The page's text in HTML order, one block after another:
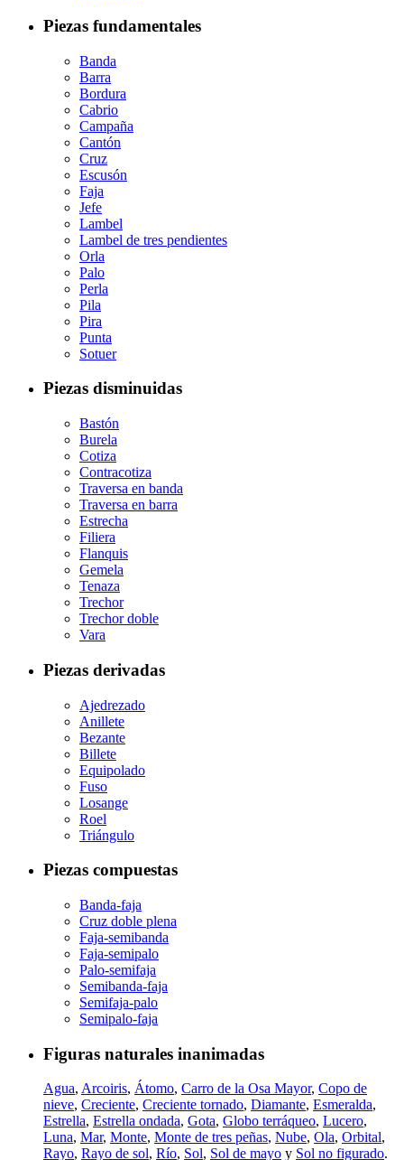
Piezas fundamentales
Banda
Barra
Bordura
Cabrio
Campaña
Cantón
Cruz
Escusón
Faja
Jefe
Lambel
Lambel de tres pendientes
Orla
Palo
Perla
Pila
Pira
Punta
Sotuer
Piezas disminuidas
Bastón
Burela
Cotiza
Contracotiza
Traversa en banda
Traversa en barra
Estrecha
Filiera
Flanquis
Gemela
Tenaza
Trechor
Trechor doble
Vara
Piezas derivadas
Ajedrezado
Anillete
Bezante
Billete
Equipolado
Fuso
Losange
Roel
Triángulo
Piezas compuestas
Banda-faja
Cruz doble plena
Faja-semibanda
Faja-semipalo
Palo-semifaja
Semibanda-faja
Semifaja-palo
Semipalo-faja
Figuras naturales inanimadas
Agua, Arcoiris, Átomo, Carro de la Osa Mayor, Copo de
nieve, Creciente, Creciente tornado, Diamante, Esmeralda,
Estrella, Estrella ondada, Gota, Globo terráqueo, Lucero,
Luna, Mar, Monte, Monte de tres peñas, Nube, Ola, Orbital,
Rayo, Rayo de sol, Río, Sol, Sol de mayo y Sol no figurado.